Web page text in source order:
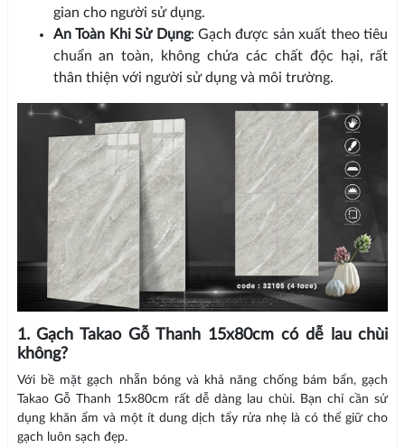
gian cho người sử dụng.
An Toàn Khi Sử Dụng: Gạch được sản xuất theo tiêu
chuẩn an toàn, không chứa các chất độc hại, rất
thân thiện với người sử dụng và môi trường.
1. Gạch Takao Gỗ Thanh 15x80cm có dễ lau chùi
không?
Với bề mặt gạch nhẵn bóng và khả năng chống bám bẩn, gạch
Takao Gỗ Thanh 15x80cm rất dễ dàng lau chùi. Bạn chỉ cần sử
dụng khăn ẩm và một ít dung dịch tẩy rửa nhẹ là có thể giữ cho
gạch luôn sạch đẹp.